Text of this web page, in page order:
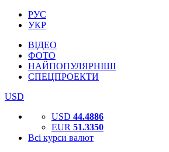
РУС
УКР
ВІДЕО
ФОТО
НАЙПОПУЛЯРНІШІ
СПЕЦПРОЕКТИ
USD
USD 44.4886
EUR 51.3350
Всі курси валют